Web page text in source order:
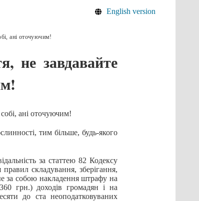
English version
ані оточуючим!
не завдавайте
ані оточуючим!
тим більше, будь-якого
за статтею 82 Кодексу
складування, зберігання,
за собою накладення штрафу на
грн.) доходів громадян і на
до ста неоподатковуваних